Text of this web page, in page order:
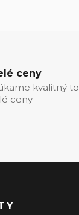
ceny
kvalitný
ceny